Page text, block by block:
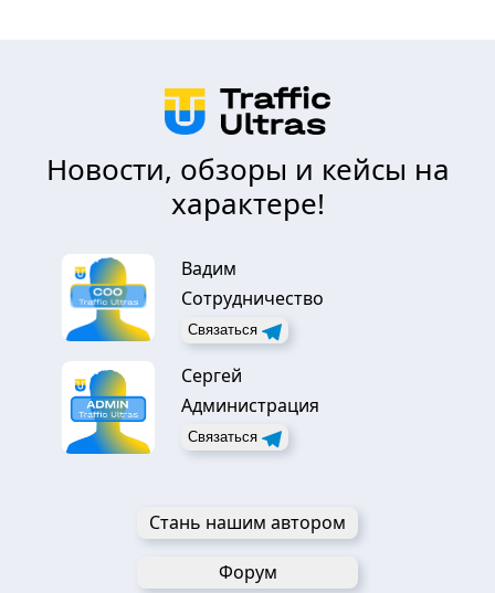
Новости, обзоры и кейсы на
характере!
Вадим
Сотрудничество
Связаться
Сергей
Администрация
Связаться
Стань нашим автором
Форум